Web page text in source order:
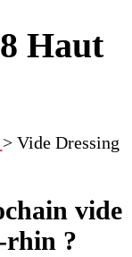
Haut
> Vide Dressing
vide
rhin ?